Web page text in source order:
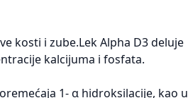
kosti i zube.Lek Alpha D3 deluje
kalcijuma i fosfata.
1- α hidroksilacije, kao u